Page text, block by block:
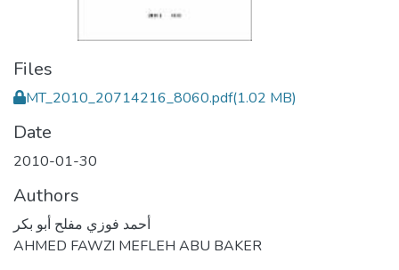
Files
MT_2010_20714216_8060.pdf(1.02 MB)
Date
2010-01-30
Authors
أحمد فوزي مفلح أبو بكر
AHMED FAWZI MEFLEH ABU BAKER